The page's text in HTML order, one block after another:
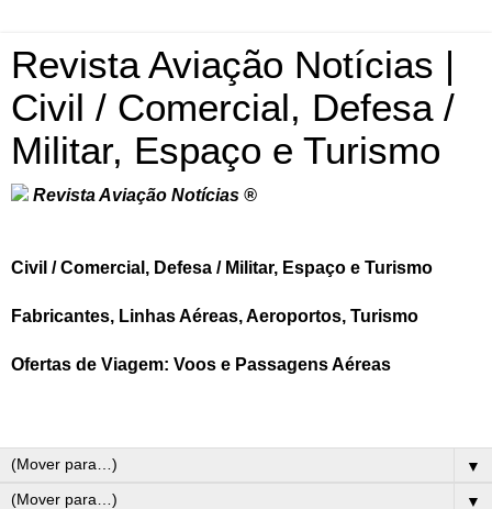
Revista Aviação Notícias |
Civil / Comercial, Defesa /
Militar, Espaço e Turismo
Revista Aviação Notícias ®
Civil / Comercial, Defesa / Militar, Espaço e Turismo
Fabricantes, Linhas Aéreas, Aeroportos, Turismo
Ofertas de Viagem: Voos e Passagens Aéreas
▼
▼